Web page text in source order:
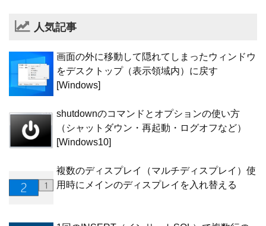
人気記事
画面の外に移動して隠れてしまったウィンドウ
をデスクトップ（表示領域内）に戻す
[Windows]
shutdownのコマンドとオプションの使い方
（シャットダウン・再起動・ログオフなど）
[Windows10]
複数のディスプレイ（マルチディスプレイ）使
用時にメインのディスプレイを入れ替える